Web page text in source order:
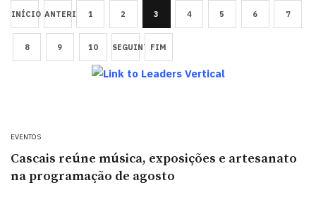
INÍCIO ANTERIOR 1 2 3 4 5 6 7
8 9 10 SEGUINTEFIM
EVENTOS
Cascais reúne música, exposições e artesanato
na programação de agosto